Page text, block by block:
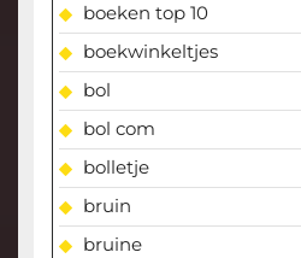
boeken top 10
boekwinkeltjes
bol
bol com
bolletje
bruin
bruine